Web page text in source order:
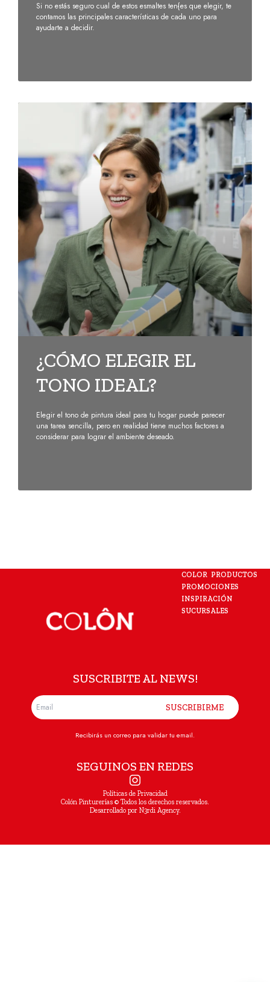
Si no estás seguro cual de estos esmaltes ten{es que elegir, te
contamos las principales características de cada uno para
ayudarte a decidir.
¿CÓMO ELEGIR EL
TONO IDEAL?
Elegir el tono de pintura ideal para tu hogar puede parecer
una tarea sencilla, pero en realidad tiene muchos factores a
considerar para lograr el ambiente deseado.
COLOR PRODUCTOS
PROMOCIONES
INSPIRACIÓN
SUCURSALES
SUSCRIBITE AL NEWS!
SUSCRIBIRME
Recibirás un correo para validar tu email.
SEGUINOS EN REDES
Políticas de Privacidad
Colón Pinturerías © Todos los derechos reservados.
Desarrollado por N3rdi Agency.